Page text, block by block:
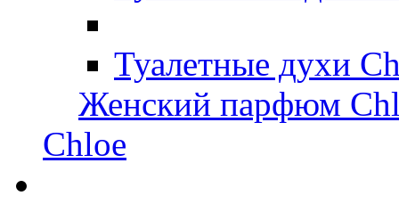
Туалетные духи
Женский парфюм
Chloe